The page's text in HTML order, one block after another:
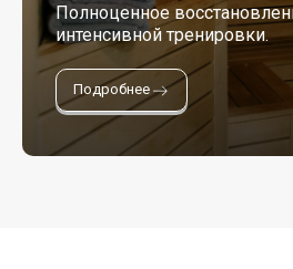
Полноценное
интенсивной тренировки.
Подробнее